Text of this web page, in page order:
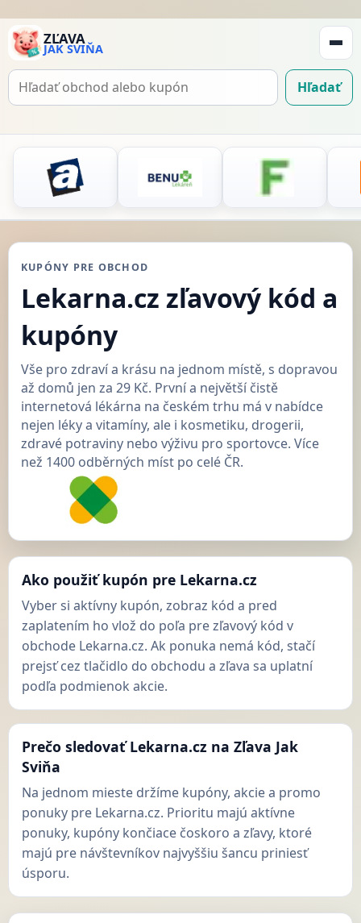
ZĽAVA
JAK SVIŇA
Hľadať
Hľadať
KUPÓNY PRE OBCHOD
Lekarna.cz zľavový kód a
kupóny
Vše pro zdraví a krásu na jednom místě, s dopravou
až domů jen za 29 Kč. První a největší čistě
internetová lékárna na českém trhu má v nabídce
nejen léky a vitamíny, ale i kosmetiku, drogerii,
zdravé potraviny nebo výživu pro sportovce. Více
než 1400 odběrných míst po celé ČR.
Ako použiť kupón pre Lekarna.cz
Vyber si aktívny kupón, zobraz kód a pred
zaplatením ho vlož do poľa pre zľavový kód v
obchode Lekarna.cz. Ak ponuka nemá kód, stačí
prejsť cez tlačidlo do obchodu a zľava sa uplatní
podľa podmienok akcie.
Prečo sledovať Lekarna.cz na Zľava Jak
Sviňa
Na jednom mieste držíme kupóny, akcie a promo
ponuky pre Lekarna.cz. Prioritu majú aktívne
ponuky, kupóny končiace čoskoro a zľavy, ktoré
majú pre návštevníkov najvyššiu šancu priniesť
úsporu.